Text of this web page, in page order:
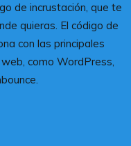
de incrustación, que te
quieras. El código de
con las principales
como WordPress,